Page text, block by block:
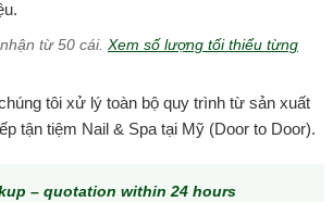
từ 50 cái. Xem số lượng tối thiểu từng
tôi xử lý toàn bộ quy trình từ sản xuất
tận tiệm Nail & Spa tại Mỹ (Door to Door).
– quotation within 24 hours